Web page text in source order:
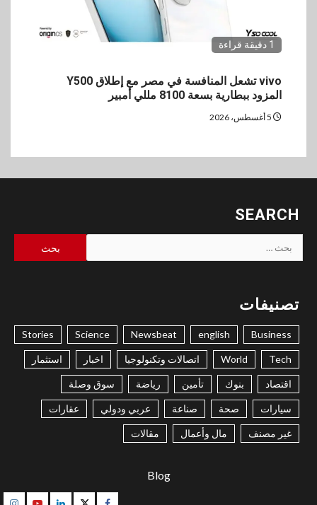
1 دقيقة قراءة
vivo تشعل المنافسة في مصر مع إطلاق Y500
المزود ببطارية بسعة 8100 مللي أمبير
SEARCH
البحث
عن:
تصنيفات
Business
english
Newsbeat
Science
Stories
Tech
World اتصالات وتكنولوجيا اخبار استثمار
اقتصاد بنوك تأمين رياضة سوق وصلة
سيارات صحة صناعة عربي ودولي عقارات
غير مصنف مال وأعمال مقالات
Blog
Facebook
Twitter
Linkedin
Youtube